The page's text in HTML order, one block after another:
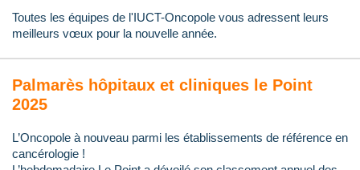
Toutes les équipes de l'IUCT-Oncopole vous adressent leurs
meilleurs vœux pour la nouvelle année.
Palmarès hôpitaux et cliniques le Point
2025
L’Oncopole à nouveau parmi les établissements de référence en
cancérologie !